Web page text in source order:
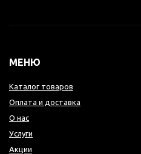
МЕНЮ
Каталог товаров
Оплата и доставка
О нас
Услуги
Акции